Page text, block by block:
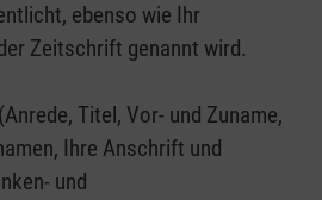
ebenso wie Ihr
Zeitschrift genannt wird.
Titel, Vor- und Zuname,
Ihre Anschrift und
und